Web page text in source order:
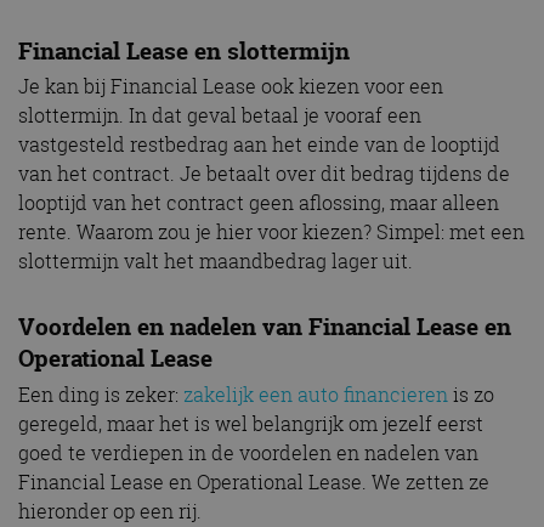
Financial Lease en slottermijn
Je kan bij Financial Lease ook kiezen voor een
slottermijn. In dat geval betaal je vooraf een
vastgesteld restbedrag aan het einde van de looptijd
van het contract. Je betaalt over dit bedrag tijdens de
looptijd van het contract geen aflossing, maar alleen
rente. Waarom zou je hier voor kiezen? Simpel: met een
slottermijn valt het maandbedrag lager uit.
Voordelen en nadelen van Financial Lease en
Operational Lease
Een ding is zeker: zakelijk een auto financierenis zo
geregeld, maar het is wel belangrijk om jezelf eerst
goed te verdiepen in de voordelen en nadelen van
Financial Lease en Operational Lease. We zetten ze
hieronder op een rij.